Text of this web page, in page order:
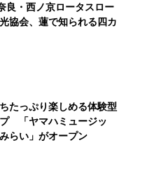
良・西ノ京ロータスロー
協会、蓮で知られる四カ
たっぷり楽しめる体験型
「ヤマハミュージッ
らい」がオープン